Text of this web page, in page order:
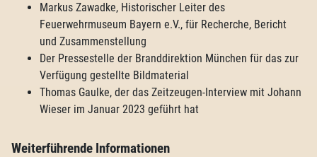
Markus Zawadke, Historischer Leiter des
Feuerwehrmuseum Bayern e.V., für Recherche, Bericht
und Zusammenstellung
Der Pressestelle der Branddirektion München für das zur
Verfügung gestellte Bildmaterial
Thomas Gaulke, der das Zeitzeugen-Interview mit Johann
Wieser im Januar 2023 geführt hat
Weiterführende Informationen